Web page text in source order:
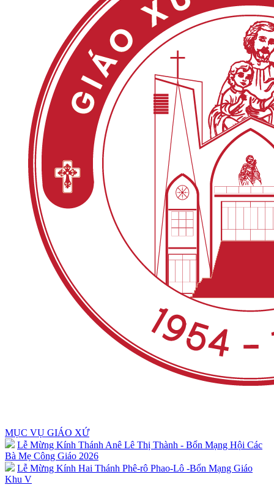
MỤC VỤ GIÁO XỨ
Lễ Mừng Kính Thánh Anê Lê Thị Thành - Bổn Mạng Hội Các
Bà Mẹ Công Giáo 2026
Lễ Mừng Kính Hai Thánh Phê-rô Phao-Lô -Bổn Mạng Giáo
Khu V